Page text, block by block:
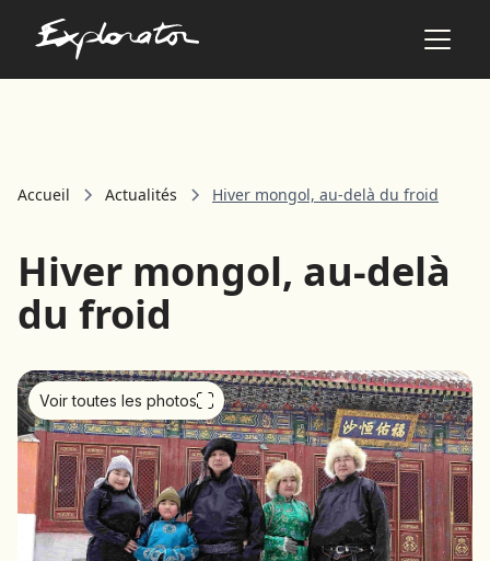
AFRIQUE DU SUD
ALGÉRIE
ANGOLA
ARABIE SAOUDITE
AZERBAÏDJAN
BANGLADESH
BÉNIN
BHOUTAN
BOLIVIE
BOSNIE-HERZÉGOVINE
Accueil Actualités Hiver mongol, au-delà du froid
Hiver mongol, au-delà
du froid
Voir toutes les photos